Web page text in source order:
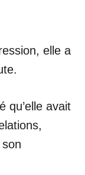
elle a
qu’elle avait